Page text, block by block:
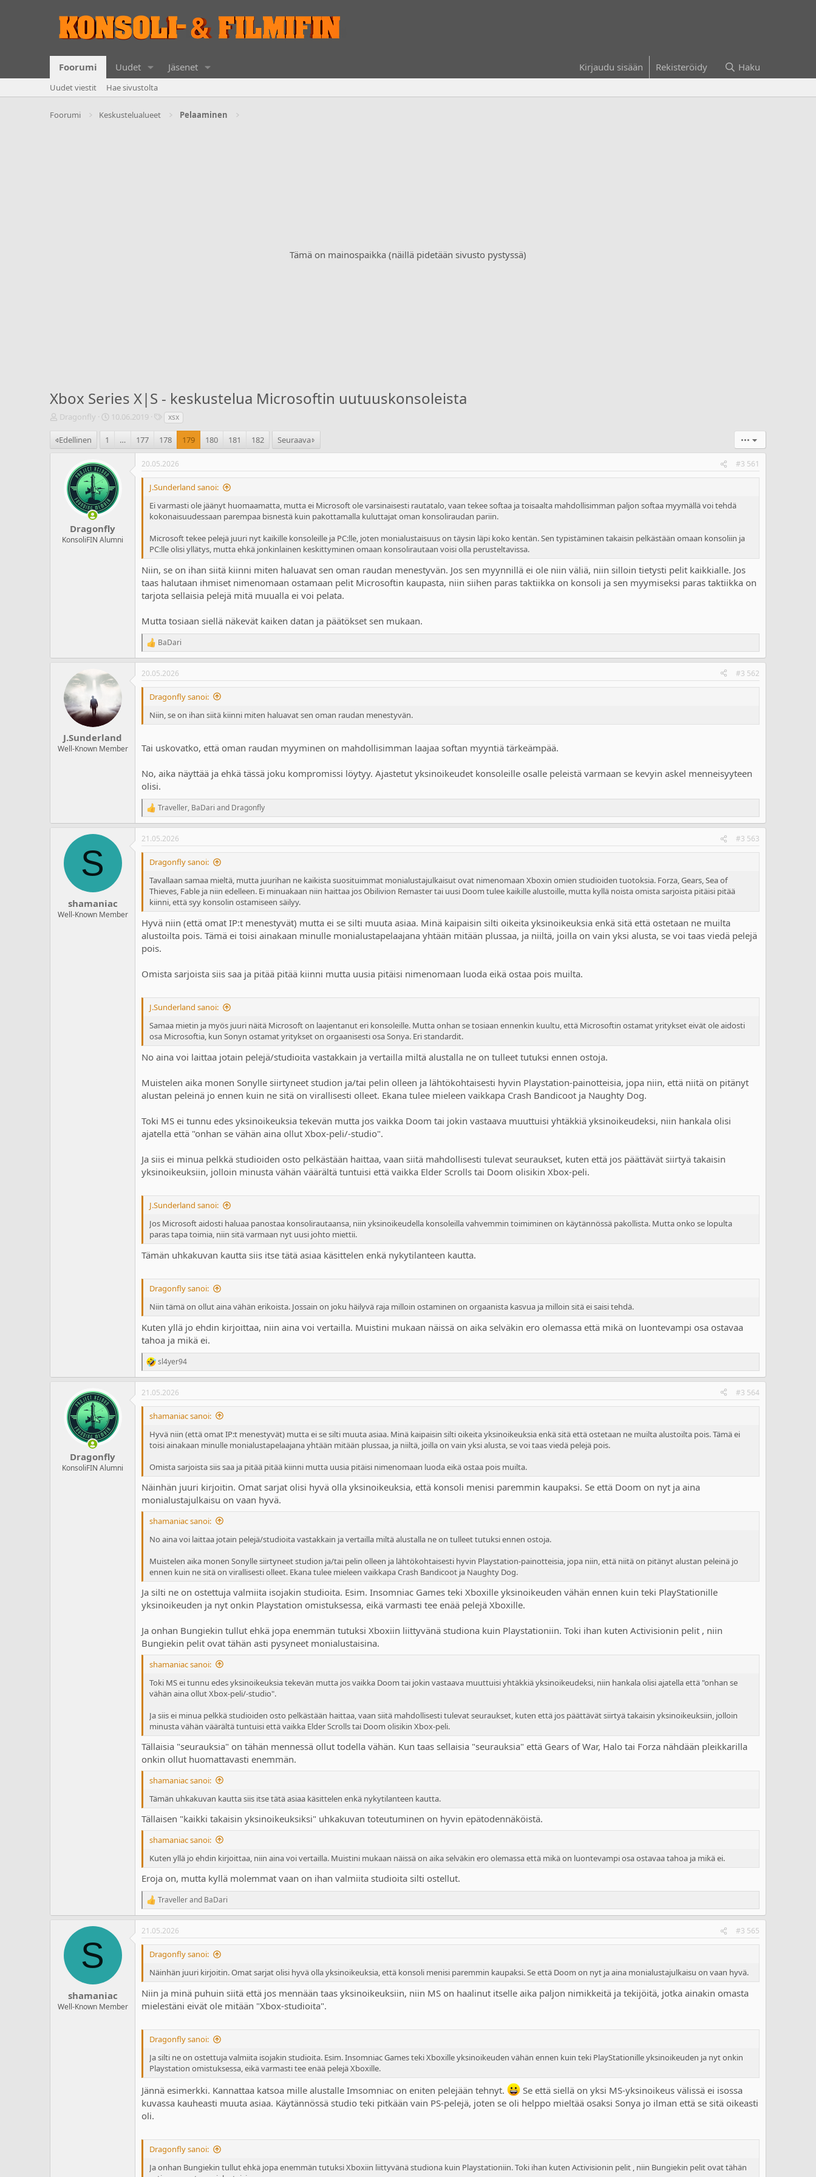
Foorumi Uudet Jäsenet Kirjaudu sisään Rekisteröidy Haku
Uudet viestit Hae sivustolta
Foorumi Keskustelualueet Pelaaminen
Tämä on mainospaikka (näillä pidetään sivusto pystyssä)
Xbox Series X|S - keskustelua Microsoftin uutuuskonsoleista
V
e
s
n
Dragonfly
A
i
u
s
p
ä
v
ä
10.06.2019
T
n
n
i
s
e
e
t
xsx
Edellinen 1 … 177 178 179 180 181 182 Seuraava •••
Dragonfly
KonsoliFIN Alumni
20.05.2026 #3 561
J.Sunderland sanoi:
Ei varmasti ole jäänyt huomaamatta, mutta ei Microsoft ole varsinaisesti rautatalo, vaan tekee softaa ja toisaalta mahdollisimman paljon softaa myymällä voi tehdä
kokonaisuudessaan parempaa bisnestä kuin pakottamalla kuluttajat oman konsoliraudan pariin.
Microsoft tekee pelejä juuri nyt kaikille konsoleille ja PC:lle, joten monialustaisuus on täysin läpi koko kentän. Sen typistäminen takaisin pelkästään omaan konsoliin ja
PC:lle olisi yllätys, mutta ehkä jonkinlainen keskittyminen omaan konsolirautaan voisi olla perusteltavissa.
Niin, se on ihan siitä kiinni miten haluavat sen oman raudan menestyvän. Jos sen myynnillä ei ole niin väliä, niin silloin tietysti pelit kaikkialle. Jos
taas halutaan ihmiset nimenomaan ostamaan pelit Microsoftin kaupasta, niin siihen paras taktiikka on konsoli ja sen myymiseksi paras taktiikka on
tarjota sellaisia pelejä mitä muualla ei voi pelata.
Mutta tosiaan siellä näkevät kaiken datan ja päätökset sen mukaan.
R
e
a
c
t
s
BaDari
J.Sunderland
Well-Known Member
20.05.2026 #3 562
Dragonfly sanoi:
Niin, se on ihan siitä kiinni miten haluavat sen oman raudan menestyvän.
Tai uskovatko, että oman raudan myyminen on mahdollisimman laajaa softan myyntiä tärkeämpää.
No, aika näyttää ja ehkä tässä joku kompromissi löytyy. Ajastetut yksinoikeudet konsoleille osalle peleistä varmaan se kevyin askel menneisyyteen
olisi.
R
e
a
c
t
n
Traveller, BaDari and Dragonfly
S
shamaniac
Well-Known Member
21.05.2026 #3 563
Dragonfly sanoi:
Tavallaan samaa mieltä, mutta juurihan ne kaikista suosituimmat monialustajulkaisut ovat nimenomaan Xboxin omien studioiden tuotoksia. Forza, Gears, Sea of
Thieves, Fable ja niin edelleen. Ei minuakaan niin haittaa jos Obilivion Remaster tai uusi Doom tulee kaikille alustoille, mutta kyllä noista omista sarjoista pitäisi pitää
kiinni, että syy konsolin ostamiseen säilyy.
Hyvä niin (että omat IP:t menestyvät) mutta ei se silti muuta asiaa. Minä kaipaisin silti oikeita yksinoikeuksia enkä sitä että ostetaan ne muilta
alustoilta pois. Tämä ei toisi ainakaan minulle monialustapelaajana yhtään mitään plussaa, ja niiltä, joilla on vain yksi alusta, se voi taas viedä pelejä
pois.
Omista sarjoista siis saa ja pitää pitää kiinni mutta uusia pitäisi nimenomaan luoda eikä ostaa pois muilta.
J.Sunderland sanoi:
Samaa mietin ja myös juuri näitä Microsoft on laajentanut eri konsoleille. Mutta onhan se tosiaan ennenkin kuultu, että Microsoftin ostamat yritykset eivät ole aidosti
osa Microsoftia, kun Sonyn ostamat yritykset on orgaanisesti osa Sonya. Eri standardit.
No aina voi laittaa jotain pelejä/studioita vastakkain ja vertailla miltä alustalla ne on tulleet tutuksi ennen ostoja.
Muistelen aika monen Sonylle siirtyneet studion ja/tai pelin olleen ja lähtökohtaisesti hyvin Playstation-painotteisia, jopa niin, että niitä on pitänyt
alustan peleinä jo ennen kuin ne sitä on virallisesti olleet. Ekana tulee mieleen vaikkapa Crash Bandicoot ja Naughty Dog.
Toki MS ei tunnu edes yksinoikeuksia tekevän mutta jos vaikka Doom tai jokin vastaava muuttuisi yhtäkkiä yksinoikeudeksi, niin hankala olisi
ajatella että "onhan se vähän aina ollut Xbox-peli/-studio".
Ja siis ei minua pelkkä studioiden osto pelkästään haittaa, vaan siitä mahdollisesti tulevat seuraukset, kuten että jos päättävät siirtyä takaisin
yksinoikeuksiin, jolloin minusta vähän väärältä tuntuisi että vaikka Elder Scrolls tai Doom olisikin Xbox-peli.
J.Sunderland sanoi:
Jos Microsoft aidosti haluaa panostaa konsolirautaansa, niin yksinoikeudella konsoleilla vahvemmin toimiminen on käytännössä pakollista. Mutta onko se lopulta
paras tapa toimia, niin sitä varmaan nyt uusi johto miettii.
Tämän uhkakuvan kautta siis itse tätä asiaa käsittelen enkä nykytilanteen kautta.
Dragonfly sanoi:
Niin tämä on ollut aina vähän erikoista. Jossain on joku häilyvä raja milloin ostaminen on orgaanista kasvua ja milloin sitä ei saisi tehdä.
Kuten yllä jo ehdin kirjoittaa, niin aina voi vertailla. Muistini mukaan näissä on aika selväkin ero olemassa että mikä on luontevampi osa ostavaa
tahoa ja mikä ei.
R
e
a
c
t
sl4yer94
Dragonfly
KonsoliFIN Alumni
21.05.2026 #3 564
shamaniac sanoi:
Hyvä niin (että omat IP:t menestyvät) mutta ei se silti muuta asiaa. Minä kaipaisin silti oikeita yksinoikeuksia enkä sitä että ostetaan ne muilta alustoilta pois. Tämä ei
toisi ainakaan minulle monialustapelaajana yhtään mitään plussaa, ja niiltä, joilla on vain yksi alusta, se voi taas viedä pelejä pois.
Omista sarjoista siis saa ja pitää pitää kiinni mutta uusia pitäisi nimenomaan luoda eikä ostaa pois muilta.
Näinhän juuri kirjoitin. Omat sarjat olisi hyvä olla yksinoikeuksia, että konsoli menisi paremmin kaupaksi. Se että Doom on nyt ja aina
monialustajulkaisu on vaan hyvä.
shamaniac sanoi:
No aina voi laittaa jotain pelejä/studioita vastakkain ja vertailla miltä alustalla ne on tulleet tutuksi ennen ostoja.
Muistelen aika monen Sonylle siirtyneet studion ja/tai pelin olleen ja lähtökohtaisesti hyvin Playstation-painotteisia, jopa niin, että niitä on pitänyt alustan peleinä jo
ennen kuin ne sitä on virallisesti olleet. Ekana tulee mieleen vaikkapa Crash Bandicoot ja Naughty Dog.
Ja silti ne on ostettuja valmiita isojakin studioita. Esim. Insomniac Games teki Xboxille yksinoikeuden vähän ennen kuin teki PlayStationille
yksinoikeuden ja nyt onkin Playstation omistuksessa, eikä varmasti tee enää pelejä Xboxille.
Ja onhan Bungiekin tullut ehkä jopa enemmän tutuksi Xboxiin liittyvänä studiona kuin Playstationiin. Toki ihan kuten Activisionin pelit , niin
Bungiekin pelit ovat tähän asti pysyneet monialustaisina.
shamaniac sanoi:
Toki MS ei tunnu edes yksinoikeuksia tekevän mutta jos vaikka Doom tai jokin vastaava muuttuisi yhtäkkiä yksinoikeudeksi, niin hankala olisi ajatella että "onhan se
vähän aina ollut Xbox-peli/-studio".
Ja siis ei minua pelkkä studioiden osto pelkästään haittaa, vaan siitä mahdollisesti tulevat seuraukset, kuten että jos päättävät siirtyä takaisin yksinoikeuksiin, jolloin
minusta vähän väärältä tuntuisi että vaikka Elder Scrolls tai Doom olisikin Xbox-peli.
Tällaisia "seurauksia" on tähän mennessä ollut todella vähän. Kun taas sellaisia "seurauksia" että Gears of War, Halo tai Forza nähdään pleikkarilla
onkin ollut huomattavasti enemmän.
shamaniac sanoi:
Tämän uhkakuvan kautta siis itse tätä asiaa käsittelen enkä nykytilanteen kautta.
Tällaisen "kaikki takaisin yksinoikeuksiksi" uhkakuvan toteutuminen on hyvin epätodennäköistä.
shamaniac sanoi:
Kuten yllä jo ehdin kirjoittaa, niin aina voi vertailla. Muistini mukaan näissä on aika selväkin ero olemassa että mikä on luontevampi osa ostavaa tahoa ja mikä ei.
Eroja on, mutta kyllä molemmat vaan on ihan valmiita studioita silti ostellut.
R
e
a
c
t
s
:
Travellerand BaDari
S
shamaniac
Well-Known Member
21.05.2026 #3 565
Dragonfly sanoi:
Näinhän juuri kirjoitin. Omat sarjat olisi hyvä olla yksinoikeuksia, että konsoli menisi paremmin kaupaksi. Se että Doom on nyt ja aina monialustajulkaisu on vaan hyvä.
Niin ja minä puhuin siitä että jos mennään taas yksinoikeuksiin, niin MS on haalinut itselle aika paljon nimikkeitä ja tekijöitä, jotka ainakin omasta
mielestäni eivät ole mitään "Xbox-studioita".
Dragonfly sanoi:
Ja silti ne on ostettuja valmiita isojakin studioita. Esim. Insomniac Games teki Xboxille yksinoikeuden vähän ennen kuin teki PlayStationille yksinoikeuden ja nyt onkin
Playstation omistuksessa, eikä varmasti tee enää pelejä Xboxille.
Jännä esimerkki. Kannattaa katsoa mille alustalle Imsomniac on eniten pelejään tehnyt.
Se että siellä on yksi MS-yksinoikeus välissä ei isossa
kuvassa kauheasti muuta asiaa. Käytännössä studio teki pitkään vain PS-pelejä, joten se oli helppo mieltää osaksi Sonya jo ilman että se sitä oikeasti
oli.
Dragonfly sanoi:
Ja onhan Bungiekin tullut ehkä jopa enemmän tutuksi Xboxiin liittyvänä studiona kuin Playstationiin. Toki ihan kuten Activisionin pelit , niin Bungiekin pelit ovat tähän